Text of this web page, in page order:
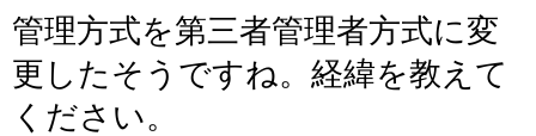
管理方式を第三者管理者方式に変
更したそうですね。経緯を教えて
ください。